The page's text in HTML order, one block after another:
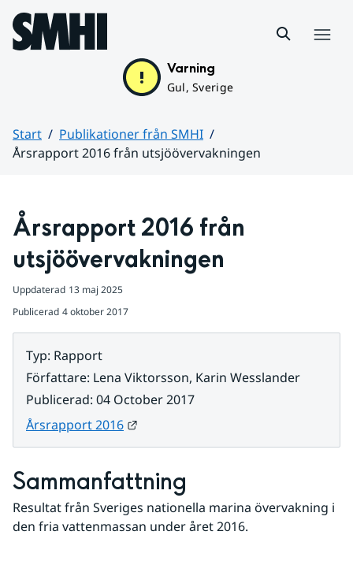
Hoppa till sidans innehåll
Varning
Gul, Sverige
Start
Publikationer från SMHI
Årsrapport 2016 från utsjöövervakningen
Årsrapport 2016 från
utsjöövervakningen
Uppdaterad 13 maj 2025
Publicerad 4 oktober 2017
Typ: Rapport
Författare: Lena Viktorsson, Karin Wesslander
Publicerad: 04 October 2017
Årsrapport 2016
Sammanfattning
Resultat från Sveriges nationella marina övervakning i
den fria vattenmassan under året 2016.